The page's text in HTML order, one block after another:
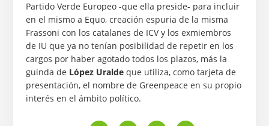
Partido Verde Europeo -que ella preside- para incluir
en el mismo a Equo, creación espuria de la misma
Frassoni con los catalanes de ICV y los exmiembros
de IU que ya no tenían posibilidad de repetir en los
cargos por haber agotado todos los plazos, más la
guinda de López Uraldeque utiliza, como tarjeta de
presentación, el nombre de Greenpeace en su propio
interés en el ámbito político.